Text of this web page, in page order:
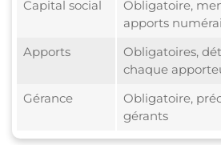
Capital social
Obligatoire,
apports
Apports
Obligatoires,
chaque
Gérance
Obligatoire,
gérants